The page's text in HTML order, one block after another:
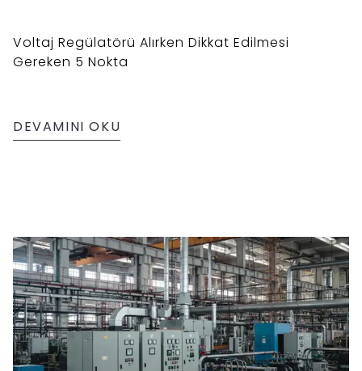
Voltaj Regülatörü Alırken Dikkat Edilmesi
Gereken 5 Nokta
DEVAMINI OKU